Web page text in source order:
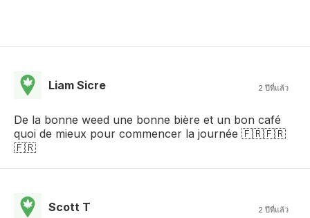
Liam Sicre 2 ปีที่แล้ว
De la bonne weed une bonne bière et un bon café
quoi de mieux pour commencer la journée 🇫🇷🇫🇷
🇫🇷
Scott T 2 ปีที่แล้ว